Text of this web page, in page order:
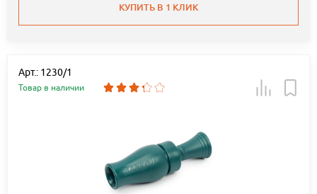
КУПИТЬ В 1 КЛИК
Арт.: 1230/1
Товар в наличии